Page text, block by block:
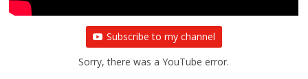
Subscribe to my channel
Sorry, there was a YouTube error.